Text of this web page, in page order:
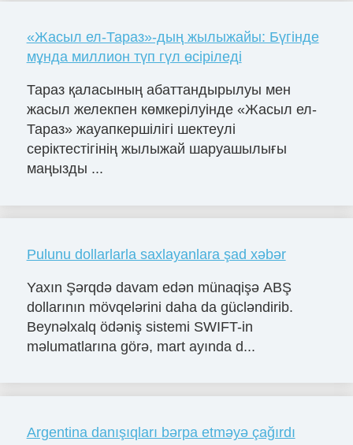
«Жасыл ел-Тараз»-дың жылыжайы: Бүгінде
мұнда миллион түп гүл өсіріледі
Тараз қаласының абаттандырылуы мен
жасыл желекпен көмкерілуінде «Жасыл ел-
Тараз» жауапкершілігі шектеулі
серіктестігінің жылыжай шаруашылығы
маңызды ...
Pulunu dollarlarla saxlayanlara şad xəbər
Yaxın Şərqdə davam edən münaqişə ABŞ
dollarının mövqelərini daha da gücləndirib.
Beynəlxalq ödəniş sistemi SWIFT-in
məlumatlarına görə, mart ayında d...
Argentina danışıqları bərpa etməyə çağırdı